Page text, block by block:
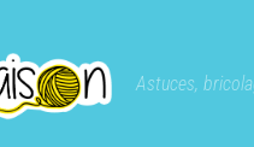
Astuces,